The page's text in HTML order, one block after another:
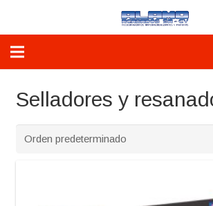
Selladores y